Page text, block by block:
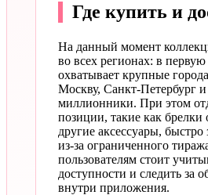
Где купить и
На данный момент
во всех регионах: в первую
охватывает крупные
Москву, Санкт-Петербург и
миллионники. При этом
позиции, такие как брелки
другие аксессуары, быстро
из-за ограниченного
пользователям стоит
доступности и следить за
внутри приложения.